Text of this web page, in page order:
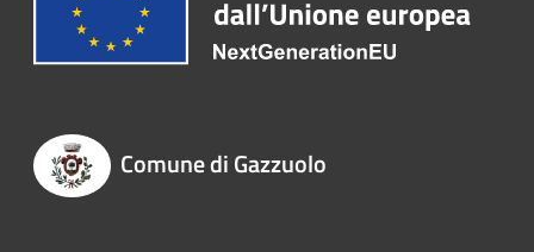
Comune di Gazzuolo